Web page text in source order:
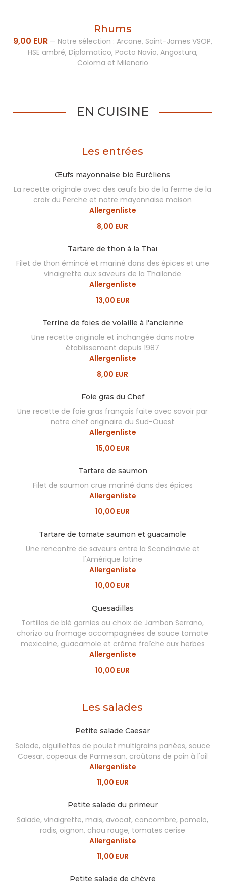
Rhums
9,00 EUR — Notre sélection : Arcane, Saint-James VSOP,
HSE ambré, Diplomatico, Pacto Navio, Angostura,
Coloma et Milenario
EN CUISINE
Les entrées
Œufs mayonnaise bio Euréliens
La recette originale avec des œufs bio de la ferme de la
croix du Perche et notre mayonnaise maison
Allergenliste
8,00 EUR
Tartare de thon à la Thaï
Filet de thon émincé et mariné dans des épices et une
vinaigrette aux saveurs de la Thaïlande
Allergenliste
13,00 EUR
Terrine de foies de volaille à l'ancienne
Une recette originale et inchangée dans notre
établissement depuis 1987
Allergenliste
8,00 EUR
Foie gras du Chef
Une recette de foie gras français faite avec savoir par
notre chef originaire du Sud-Ouest
Allergenliste
15,00 EUR
Tartare de saumon
Filet de saumon crue mariné dans des épices
Allergenliste
10,00 EUR
Tartare de tomate saumon et guacamole
Une rencontre de saveurs entre la Scandinavie et
l'Amérique latine
Allergenliste
10,00 EUR
Quesadillas
Tortillas de blé garnies au choix de Jambon Serrano,
chorizo ou fromage accompagnées de sauce tomate
mexicaine, guacamole et crème fraîche aux herbes
Allergenliste
10,00 EUR
Les salades
Petite salade Caesar
Salade, aiguillettes de poulet multigrains panées, sauce
Caesar, copeaux de Parmesan, croûtons de pain à l'ail
Allergenliste
11,00 EUR
Petite salade du primeur
Salade, vinaigrette, maïs, avocat, concombre, pomelo,
radis, oignon, chou rouge, tomates cerise
Allergenliste
11,00 EUR
Petite salade de chèvre